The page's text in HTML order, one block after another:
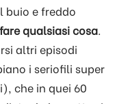
buio e freddo
qualsiasi cosa.
altri episodi
i seriofili super
che in quei 60